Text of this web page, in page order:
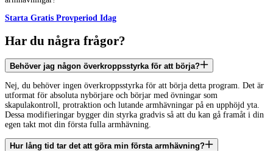
Starta Gratis Provperiod Idag
Har du några frågor?
Behöver jag någon överkroppsstyrka för att börja?
Nej, du behöver ingen överkroppsstyrka för att börja detta program. Det är
utformat för absoluta nybörjare och börjar med övningar som
skapulakontroll, protraktion och lutande armhävningar på en upphöjd yta.
Dessa modifieringar bygger din styrka gradvis så att du kan gå framåt i din
egen takt mot din första fulla armhävning.
Hur lång tid tar det att göra min första armhävning?